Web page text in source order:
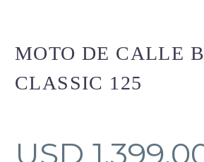
MOTO DE CALLE
CLASSIC 125
USD